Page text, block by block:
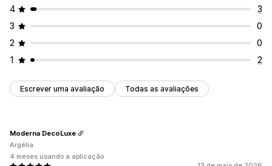
4
3
3
0
2
0
1
2
Escrever uma avaliação Todas as avaliações
Moderna DecoLuxe
Argélia
4 meses usando a aplicação